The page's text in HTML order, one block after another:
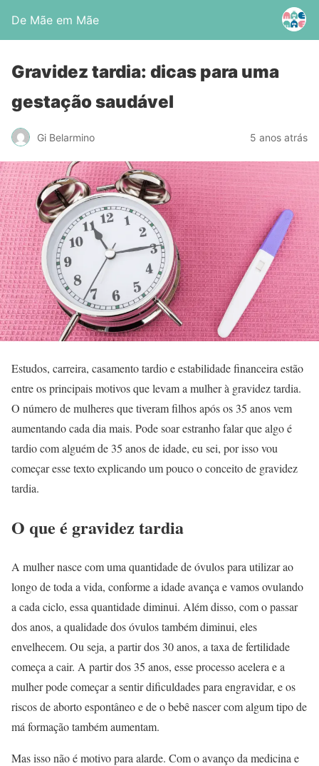
De Mãe em Mãe
Gravidez tardia: dicas para uma
gestação saudável
Gi Belarmino 5 anos atrás
Estudos, carreira, casamento tardio e estabilidade financeira estão
entre os principais motivos que levam a mulher à gravidez tardia.
O número de mulheres que tiveram filhos após os 35 anos vem
aumentando cada dia mais. Pode soar estranho falar que algo é
tardio com alguém de 35 anos de idade, eu sei, por isso vou
começar esse texto explicando um pouco o conceito de gravidez
tardia.
O que é gravidez tardia
A mulher nasce com uma quantidade de óvulos para utilizar ao
longo de toda a vida, conforme a idade avança e vamos ovulando
a cada ciclo, essa quantidade diminui. Além disso, com o passar
dos anos, a qualidade dos óvulos também diminui, eles
envelhecem. Ou seja, a partir dos 30 anos, a taxa de fertilidade
começa a cair. A partir dos 35 anos, esse processo acelera e a
mulher pode começar a sentir dificuldades para engravidar, e os
riscos de aborto espontâneo e de o bebê nascer com algum tipo de
má formação também aumentam.
Mas isso não é motivo para alarde. Com o avanço da medicina e